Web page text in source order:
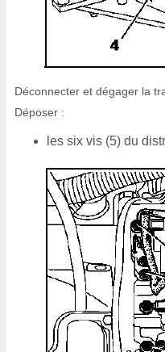
Déconnecter et dégager la
Déposer :
les six vis (5) du